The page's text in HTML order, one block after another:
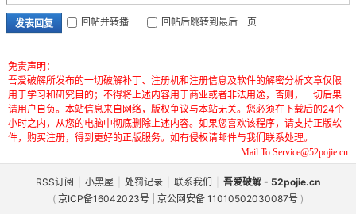
发表回复 回帖并转播 回帖后跳转到最后一页
免责声明：
吾爱破解所发布的一切破解补丁、注册机和注册信息及软件的解密分析文章仅限
用于学习和研究目的；不得将上述内容用于商业或者非法用途，否则，一切后果
请用户自负。本站信息来自网络，版权争议与本站无关。您必须在下载后的24个
小时之内，从您的电脑中彻底删除上述内容。如果您喜欢该程序，请支持正版软
件，购买注册，得到更好的正版服务。如有侵权请邮件与我们联系处理。
Mail To:Service@52pojie.cn
RSS订阅 小黑屋 处罚记录 联系我们
吾爱破解 - 52pojie.cn
( 京ICP备16042023号 | 京公网安备 11010502030087号 )